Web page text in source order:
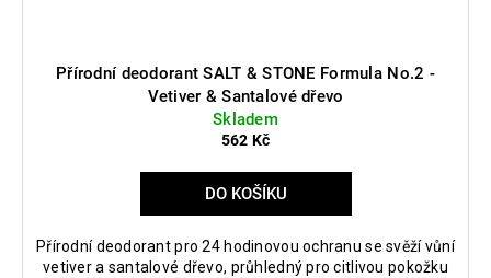
Přírodní deodorant SALT & STONE Formula No.2 -
Vetiver & Santalové dřevo
Skladem
562 Kč
DO KOŠÍKU
Přírodní deodorant pro 24 hodinovou ochranu se svěží vůní
vetiver a santalové dřevo, průhledný pro citlivou pokožku